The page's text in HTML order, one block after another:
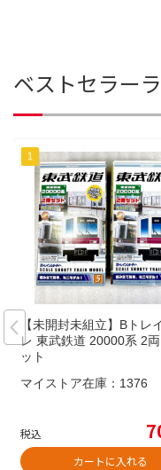
ベストセラー
【未開封未組立】Bトレ
レ 東武鉄道 20000系 2
ット
マイストア在庫： 1376
税込
カートに入れる